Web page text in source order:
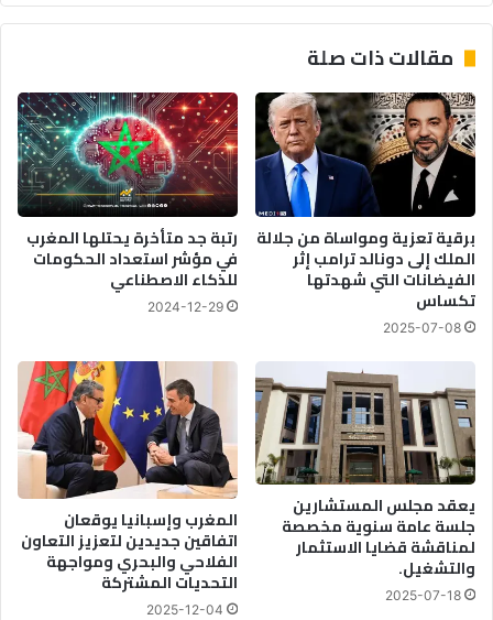
مقالات ذات صلة
برقية تعزية ومواساة من جلالة
الملك إلى دونالد ترامب إثر
الفيضانات التي شهدتها
تكساس
2025-07-08
رتبة جد متأخرة يحتلها المغرب
في مؤشر استعداد الحكومات
للذكاء الاصطناعي
2024-12-29
يعقد مجلس المستشارين
جلسة عامة سنوية مخصصة
لمناقشة قضايا الاستثمار
والتشغيل.
2025-07-18
المغرب وإسبانيا يوقعان
اتفاقين جديدين لتعزيز التعاون
الفلاحي والبحري ومواجهة
التحديات المشتركة
2025-12-04